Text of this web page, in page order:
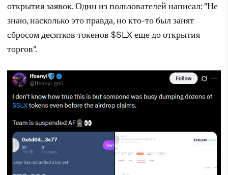
открытия заявок. Один из пользователей написал: "Не
знаю, насколько это правда, но кто-то был занят
сбросом десятков токенов $SLX еще до открытия
торгов".